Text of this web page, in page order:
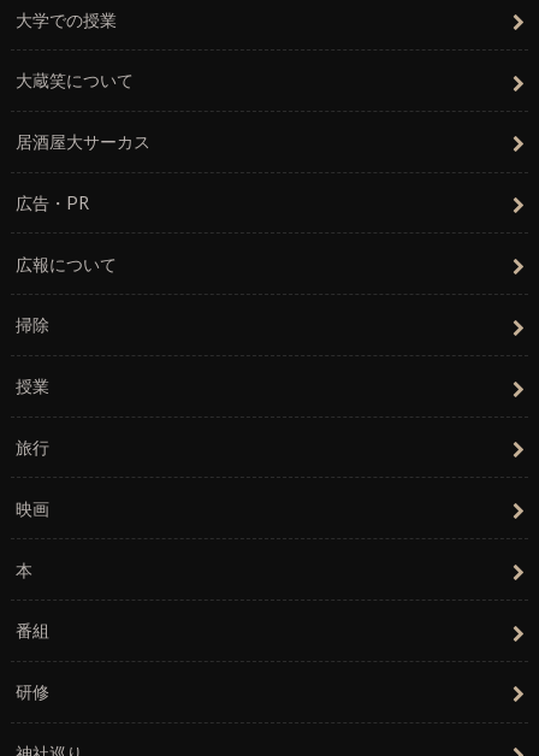
大学での授業
大蔵笑について
居酒屋大サーカス
広告・PR
広報について
掃除
授業
旅行
映画
本
番組
研修